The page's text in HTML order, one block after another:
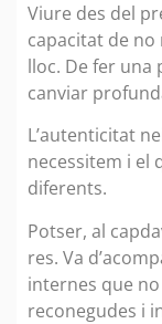
Viure des del
capacitat de
lloc. De fer una
canviar
L’autenticitat
necessitem i el
diferents.
Potser, al
res. Va
internes que
reconegudes i